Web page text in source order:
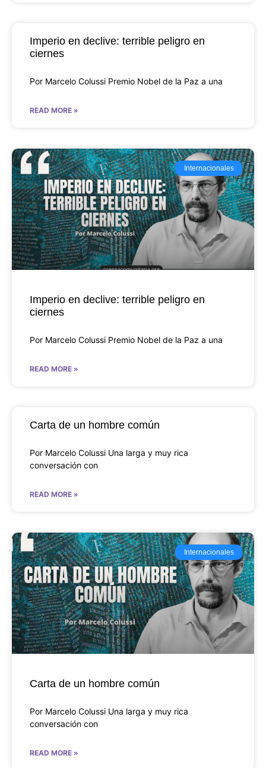
Imperio en declive: terrible peligro en
ciernes
Por Marcelo Colussi Premio Nobel de la Paz a una
READ MORE »
Internacionales
Imperio en declive: terrible peligro en
ciernes
Por Marcelo Colussi Premio Nobel de la Paz a una
READ MORE »
Carta de un hombre común
Por Marcelo Colussi Una larga y muy rica
conversación con
READ MORE »
Internacionales
Carta de un hombre común
Por Marcelo Colussi Una larga y muy rica
conversación con
READ MORE »